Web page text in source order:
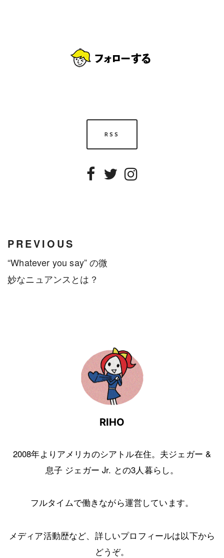
RSS
Facebook
TwitterInstagram
PREVIOUS
“Whatever you say” の微
妙なニュアンスとは？
RIHO
2008年よりアメリカのシアトル在住。夫ジェガー &
息子 ジェガー Jr. との3人暮らし。
フルタイムで働きながら運営しています。
メディア活動歴など、詳しいプロフィールは以下から
どうぞ。